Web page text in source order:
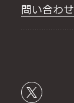
問い合わせ